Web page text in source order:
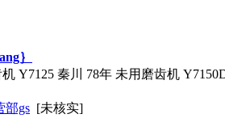
｝
Y7125 秦川 78年 未用磨齿机
部gs [未核实]